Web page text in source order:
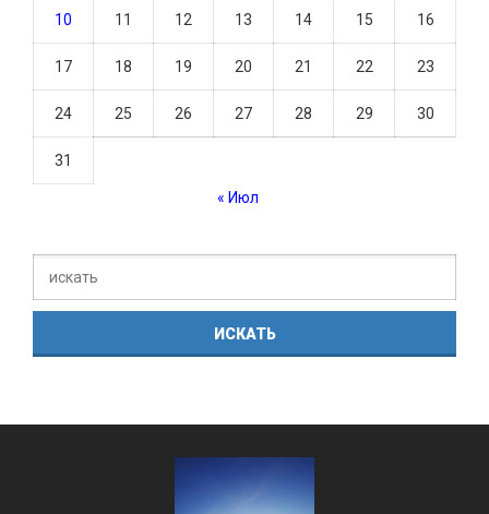
10 11 12 13 14 15 16
17 18 19 20 21 22 23
24 25 26 27 28 29 30
31
« Июл